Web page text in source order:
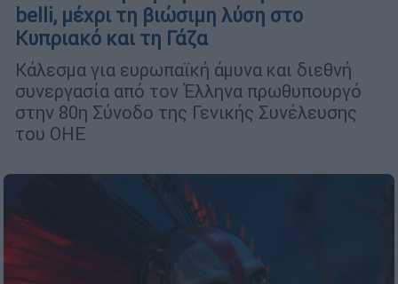
belli, μέχρι τη βιώσιμη λύση στο
Κυπριακό και τη Γάζα
Κάλεσμα για ευρωπαϊκή άμυνα και διεθνή
συνεργασία από τον Έλληνα πρωθυπουργό
στην 80η Σύνοδο της Γενικής Συνέλευσης
του ΟΗΕ